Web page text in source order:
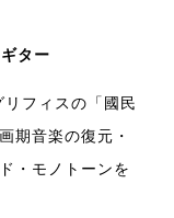
ター
フィスの「國民
期音楽の復元・
・モノトーンを